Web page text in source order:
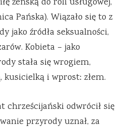
Pańska). Wiązało się to z
jako źródła seksualności,
Kobieta – jako
stała się wrogiem,
kusicielką i wprost: złem.
chrześcijański odwrócił się
przyrody uznał, za